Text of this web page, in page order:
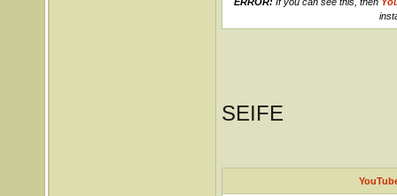
SEIFE